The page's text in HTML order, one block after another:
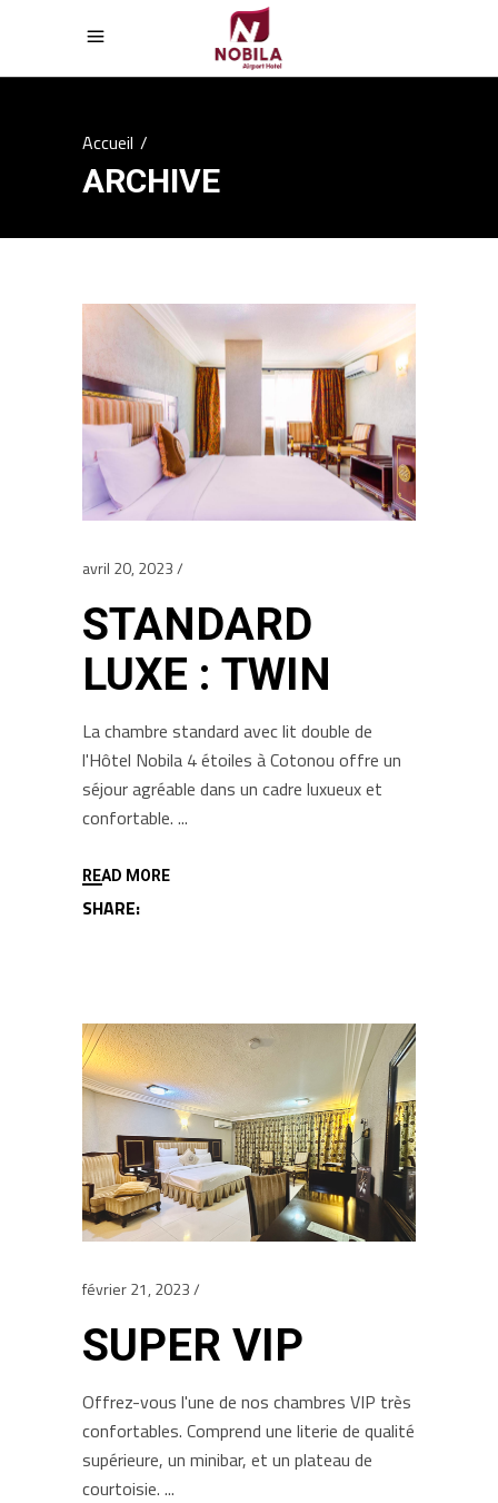
Accueil/
ARCHIVE
avril 20, 2023
STANDARD
LUXE : TWIN
La chambre standard avec lit double de
l'Hôtel Nobila 4 étoiles à Cotonou offre un
séjour agréable dans un cadre luxueux et
confortable.
READ MORE
SHARE:
février 21, 2023
SUPER VIP
Offrez-vous l'une de nos chambres VIP très
confortables. Comprend une literie de qualité
supérieure, un minibar, et un plateau de
courtoisie.